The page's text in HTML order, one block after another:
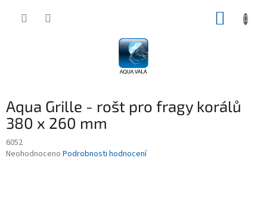
Aqua Grille - rošt pro fragy korálů
380 x 260 mm
6052
Průměrné
Neohodnoceno Podrobnosti hodnocení